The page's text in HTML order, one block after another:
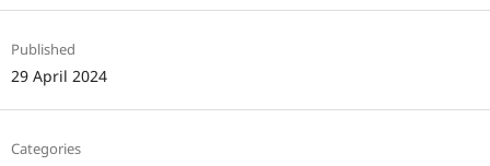
Published
29 April 2024
Categories